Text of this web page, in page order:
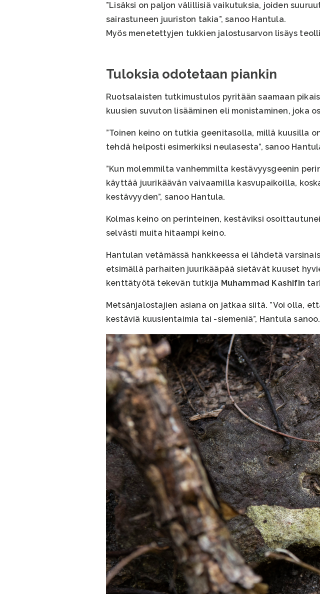
”Lisäksi on paljon välillisiä vaikutuksia, joiden
sairastuneen juuriston takia”, sanoo Hantula.
Myös menetettyjen tukkien jalostusarvon lisäys
Tuloksia odotetaan piankin
Ruotsalaisten tutkimustulos pyritään saamaan
kuusien suvuton lisääminen eli monistaminen, joka
”Toinen keino on tutkia geenitasolla, millä kuusilla
tehdä helposti esimerkiksi neulasesta”, sanoo
”Kun molemmilta vanhemmilta kestävyysgeenin
käyttää juurikäävän vaivaamilla kasvupaikoilla,
kestävyyden”, sanoo Hantula.
Kolmas keino on perinteinen, kestäviksi
selvästi muita hitaampi keino.
Hantulan vetämässä hankkeessa ei lähdetä
etsimällä parhaiten juurikääpää sietävät kuuset
kenttätyötä tekevän tutkija Muhammad Kashifin
Metsänjalostajien asiana on jatkaa siitä. ”Voi olla,
kestäviä kuusientaimia tai -siemeniä”, Hantula sanoo.